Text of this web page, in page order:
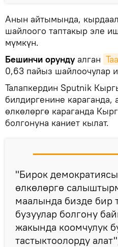
Анын айтымында,
шайлоого таптакыр эле
мүмкүн.
Бешинчи орундуалган
0,63 пайыз шайлоочулар
Талапкердин Sputnik
билдиргенине караганда,
өлкөлөргө караганда
болгонуна каниет кылат.
"Бирок
өлкөлөргө
маалында бизде бир
бузуулар болгону
жакында коомчулук
тастыктоолорду